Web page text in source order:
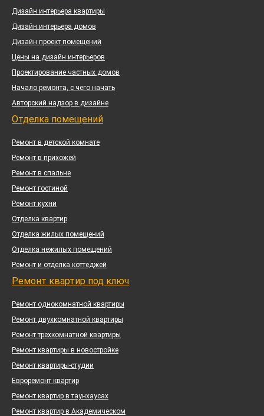
Дизайн интерьера квартиры
Дизайн интерьера домов
Дизайн проект помещений
Цены на дизайн интерьеров
Проектирование частных домов
Начало ремонта, с чего начать
Авторский надзор в дизайне
Отделка помещений
Ремонт в детской комнате
Ремонт в прихожей
Ремонт в спальне
Ремонт гостиной
Ремонт кухни
Отделка квартир
Отделка жилых помещений
Отделка нежилых помещений
Ремонт и отделка коттеджей
Ремонт квартир под ключ
Ремонт однокомнатной квартиры
Ремонт двухкомнатной квартиры
Ремонт трехкомнатной квартиры
Ремонт квартиры в новостройке
Ремонт квартиры-студии
Евроремонт квартир
Ремонт квартир в таунхаусах
Ремонт квартир в Академическом